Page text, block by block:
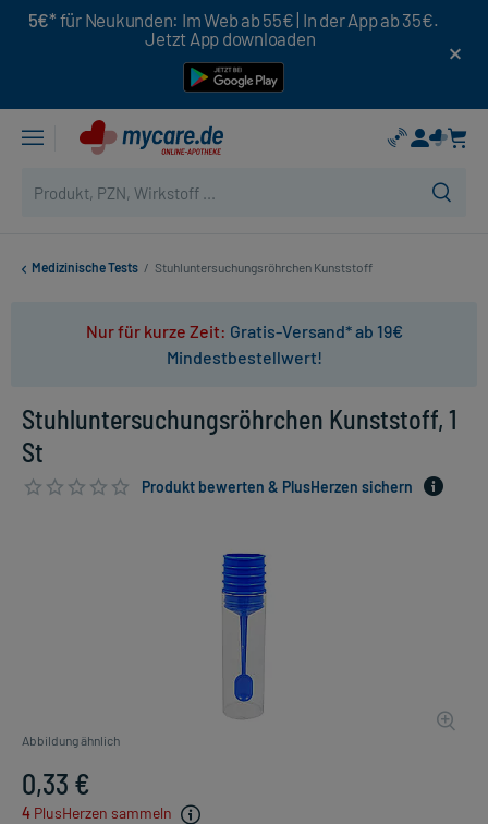
5€* für Neukunden: Im Web ab 55€ | In der App ab 35€.
Jetzt App downloaden
Medizinische Tests / Stuhluntersuchungsröhrchen Kunststoff
Nur für kurze Zeit: Gratis-Versand* ab 19€
Mindestbestellwert!
Stuhluntersuchungsröhrchen Kunststoff, 1
St
Produkt bewerten & PlusHerzen sichern
Abbildung ähnlich
0,33 €
4 PlusHerzen sammeln